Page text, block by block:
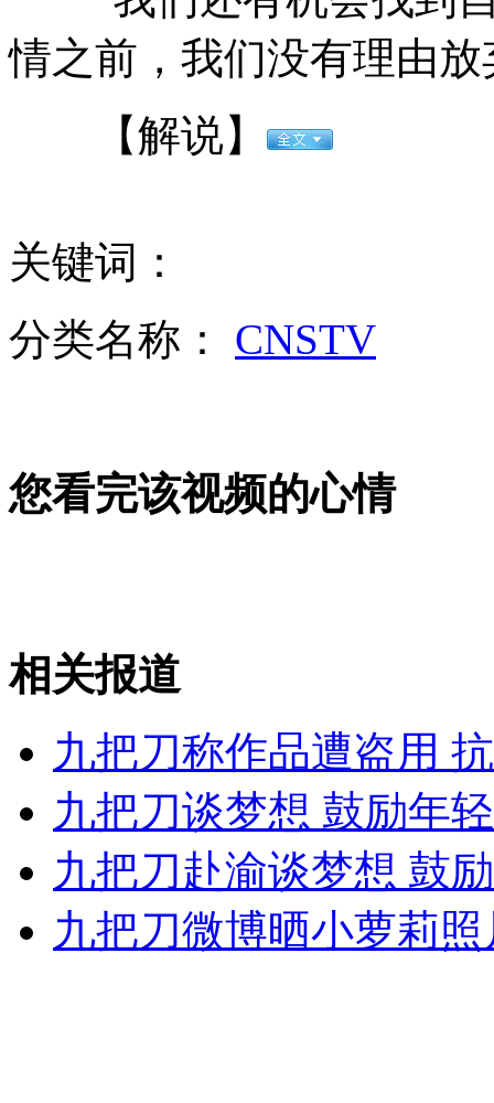
八旬老翁用5角钱诱骗猥亵6女童 仅四家报警
无痛分娩是否安全 医生回应
外交部：反对强权政治霸凌主义
外交部：有关国家言论片面不公正
情之前，我们没有理由放
【解说】
关键词：
分类名称： CNSTV
您看完该视频的心情
相关报道
九把刀称作品遭盗用
九把刀谈梦想 鼓励年
九把刀赴渝谈梦想 鼓
九把刀微博晒小萝莉